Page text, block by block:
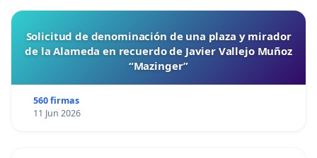
Solicitud de denominación de una plaza y mirador
de la Alameda en recuerdo de Javier Vallejo Muñoz
“Mazinger”
560 firmas
11 Jun 2026